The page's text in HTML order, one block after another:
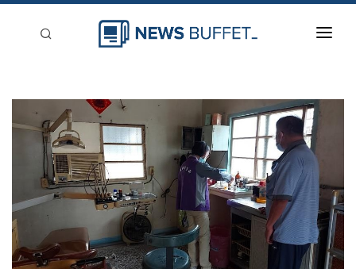
新聞稿分類
登入
刊登